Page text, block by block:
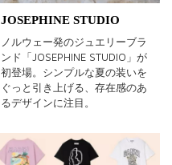
JOSEPHINE STUDIO
ノルウェー発のジュエリーブラ
ンド「JOSEPHINE STUDIO」が
初登場。シンプルな夏の装いを
ぐっと引き上げる、存在感のあ
るデザインに注目。